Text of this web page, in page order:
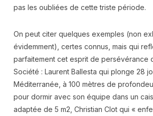
pas les oubliées de cette triste période.
On peut citer quelques exemples (non
évidemment), certes connus, mais qui
parfaitement cet esprit de persévérance
Société : Laurent Ballesta qui plonge 28
Méditerranée, à 100 mètres de
pour dormir avec son équipe dans un
adaptée de 5 m2, Christian Clot qui «